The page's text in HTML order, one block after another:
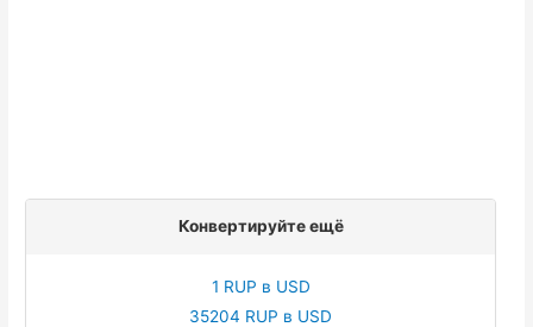
Конвертируйте ещё
1 RUP в USD
35204 RUP в USD